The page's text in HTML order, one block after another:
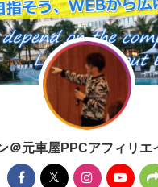
＠元車屋PPCアフィリエ